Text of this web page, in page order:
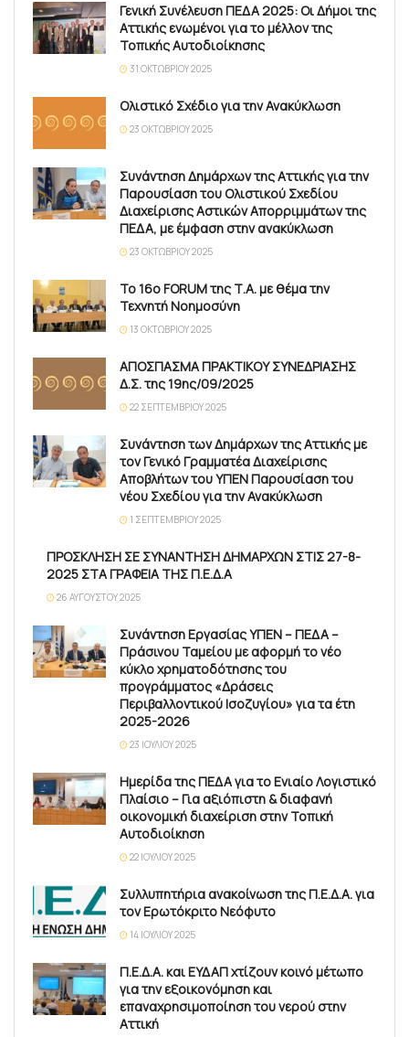
Γενική Συνέλευση ΠΕΔΑ 2025: Οι Δήμοι της
Αττικής ενωμένοι για το μέλλον της
Τοπικής Αυτοδιοίκησης
31 ΟΚΤΩΒΡΊΟΥ 2025
Ολιστικό Σχέδιο για την Ανακύκλωση
23 ΟΚΤΩΒΡΊΟΥ 2025
Συνάντηση Δημάρχων της Αττικής για την
Παρουσίαση του Ολιστικού Σχεδίου
Διαχείρισης Αστικών Απορριμμάτων της
ΠΕΔΑ, με έμφαση στην ανακύκλωση
23 ΟΚΤΩΒΡΊΟΥ 2025
Το 16ο FORUM της Τ.Α. με θέμα την
Τεχνητή Νοημοσύνη
13 ΟΚΤΩΒΡΊΟΥ 2025
ΑΠΟΣΠΑΣΜΑ ΠΡΑΚΤΙΚΟΥ ΣΥΝΕΔΡΙΑΣΗΣ
Δ.Σ. της 19ης/09/2025
22 ΣΕΠΤΕΜΒΡΊΟΥ 2025
Συνάντηση των Δημάρχων της Αττικής με
τον Γενικό Γραμματέα Διαχείρισης
Αποβλήτων του ΥΠΕΝ Παρουσίαση του
νέου Σχεδίου για την Ανακύκλωση
1 ΣΕΠΤΕΜΒΡΊΟΥ 2025
ΠΡΟΣΚΛΗΣΗ ΣΕ ΣΥΝΑΝΤΗΣΗ ΔΗΜΑΡΧΩΝ ΣΤΙΣ 27-8-
2025 ΣΤΑ ΓΡΑΦΕΙΑ ΤΗΣ Π.Ε.Δ.Α
26 ΑΥΓΟΎΣΤΟΥ 2025
Συνάντηση Εργασίας ΥΠΕΝ – ΠΕΔΑ –
Πράσινου Ταμείου με αφορμή το νέο
κύκλο χρηματοδότησης του
προγράμματος «Δράσεις
Περιβαλλοντικού Ισοζυγίου» για τα έτη
2025-2026
23 ΙΟΥΛΊΟΥ 2025
Ημερίδα της ΠΕΔΑ για το Ενιαίο Λογιστικό
Πλαίσιο – Για αξιόπιστη & διαφανή
οικονομική διαχείριση στην Τοπική
Αυτοδιοίκηση
22 ΙΟΥΛΊΟΥ 2025
Συλλυπητήρια ανακοίνωση της Π.Ε.Δ.Α. για
τον Ερωτόκριτο Νεόφυτο
14 ΙΟΥΛΊΟΥ 2025
Π.Ε.Δ.Α. και ΕΥΔΑΠ χτίζουν κοινό μέτωπο
για την εξοικονόμηση και
επαναχρησιμοποίηση του νερού στην
Αττική